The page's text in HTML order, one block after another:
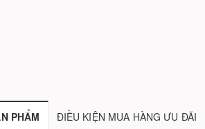
PHẨM ĐIỀU KIỆN MUA HÀNG ƯU ĐÃI